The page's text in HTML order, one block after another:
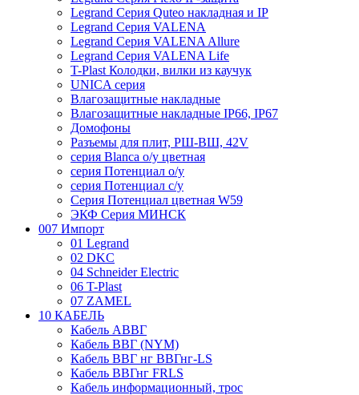
Legrand Серия Quteo накладная и IP
Legrand Серия VALENA
Legrand Серия VALENA Allure
Legrand Серия VALENA Life
T-Plast Колодки, вилки из каучук
UNICA серия
Влагозащитные накладные
Влагозащитные накладные IP66, IP67
Домофоны
Разъемы для плит, РШ-ВШ, 42V
серия Blanca о/у цветная
серия Потенциал о/у
серия Потенциал с/у
Серия Потенциал цветная W59
ЭКФ Серия МИНСК
007 Импорт
01 Legrand
02 DKC
04 Schneider Electric
06 T-Plast
07 ZAMEL
10 КАБЕЛЬ
Кабель АВВГ
Кабель ВВГ (NYM)
Кабель ВВГ нг ВВГнг-LS
Кабель ВВГнг FRLS
Кабель информационный, трос